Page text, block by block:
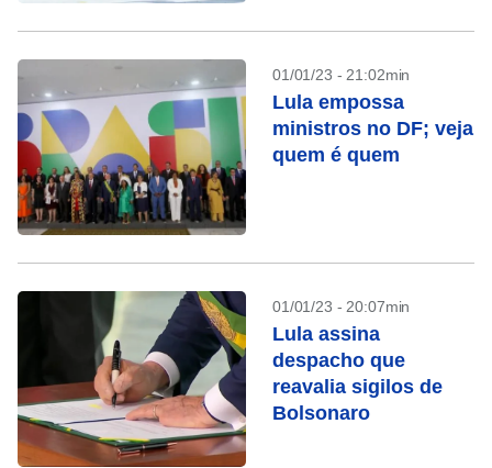
01/01/23 - 21:02min
Lula empossa
ministros no DF; veja
quem é quem
01/01/23 - 20:07min
Lula assina
despacho que
reavalia sigilos de
Bolsonaro